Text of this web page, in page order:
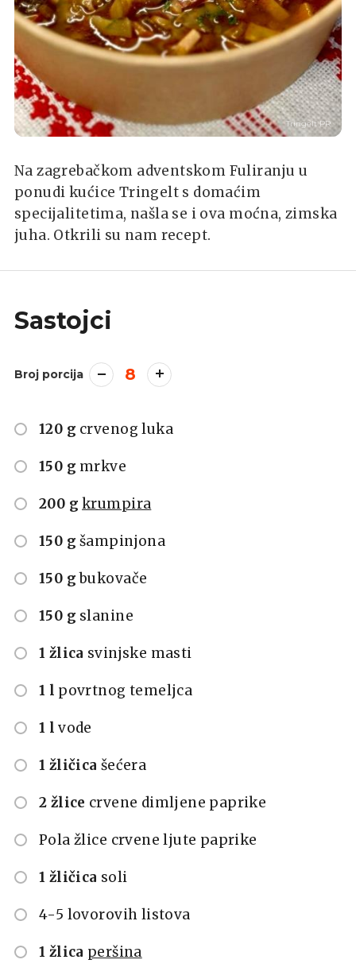
Tringelt PR
Na zagrebačkom adventskom Fuliranju u
ponudi kućice Tringelt s domaćim
specijalitetima, našla se i ova moćna, zimska
juha. Otkrili su nam recept.
Sastojci
Broj porcija 8
120 g crvenog luka
150 g mrkve
200 g krumpira
150 g šampinjona
150 g bukovače
150 g slanine
1 žlica svinjske masti
1 l povrtnog temeljca
1 l vode
1 žličica šećera
2 žlice crvene dimljene paprike
Pola žlice crvene ljute paprike
1 žličica soli
4-5 lovorovih listova
1 žlica peršina